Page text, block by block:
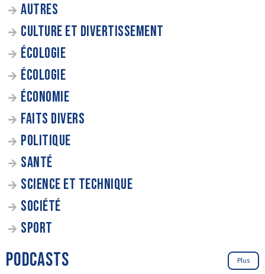
AUTRES
CULTURE ET DIVERTISSEMENT
ÉCOLOGIE
ÉCOLOGIE
ÉCONOMIE
FAITS DIVERS
POLITIQUE
SANTÉ
SCIENCE ET TECHNIQUE
SOCIÉTÉ
SPORT
PODCASTS Plus